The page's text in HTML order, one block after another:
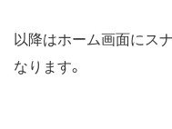
以降はホーム画面にス
なります。